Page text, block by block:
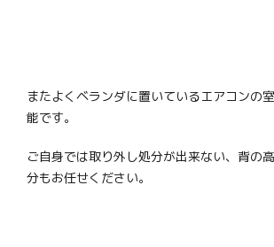
またよくベランダに置いているエアコンの
能です。
ご自身では取り外し処分が出来ない、背の
分もお任せください。